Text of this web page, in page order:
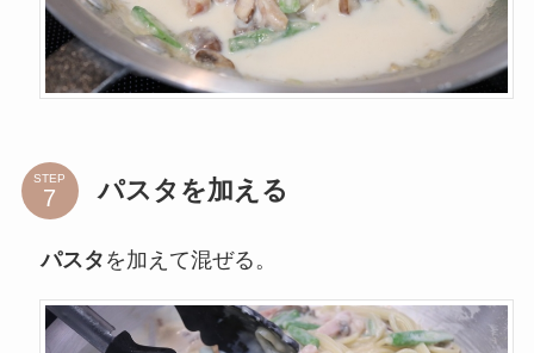
STEP パスタを加える
パスタ を加えて混ぜる。